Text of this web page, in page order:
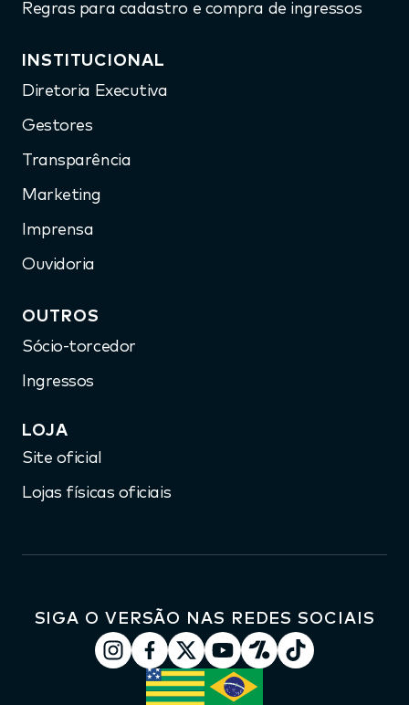
Regras para cadastro e compra de ingressos
INSTITUCIONAL
Diretoria Executiva
Gestores
Transparência
Marketing
Imprensa
Ouvidoria
OUTROS
Sócio-torcedor
Ingressos
LOJA
Site oficial
Lojas físicas oficiais
SIGA O VERSÃO NAS REDES SOCIAIS